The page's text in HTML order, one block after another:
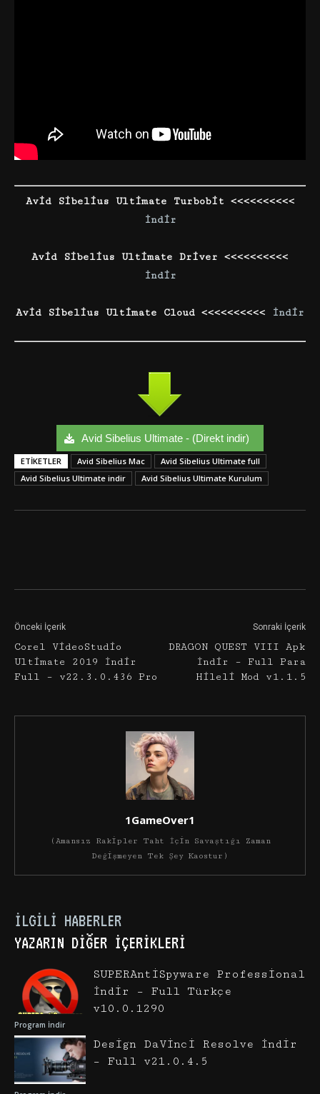
Avid Sibelius Ultimate Turbobit <<<<<<<<<<
İndir
Avid Sibelius Ultimate Driver <<<<<<<<<<
İndir
Avid Sibelius Ultimate Cloud <<<<<<<<<< İndir
Avid Sibelius Ultimate - (Direkt indir)
ETIKETLER Avid Sibelius Mac
Avid Sibelius Ultimate full
Avid Sibelius Ultimate indir
Avid Sibelius Ultimate Kurulum
Önceki İçerik
Corel VideoStudio
Ultimate 2019 İndir
Full – v22.3.0.436 Pro
Sonraki İçerik
DRAGON QUEST VIII Apk
İndir – Full Para
Hileli Mod v1.1.5
1GameOver1
(Amansız Rakipler Taht İçin Savaştığı Zaman
Değişmeyen Tek Şey Kaostur)
İLGILI HABERLER
YAZARIN DIĞER İÇERIKLERI
Program İndir
SUPERAntiSpyware Professional
İndir – Full Türkçe
v10.0.1290
Design DaVinci Resolve İndir
– Full v21.0.4.5